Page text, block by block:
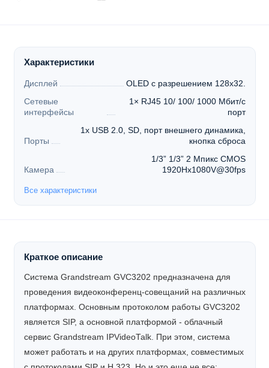
Характеристики
Дисплей
OLED с разрешением 128x32.
Сетевые
интерфейсы
1× RJ45 10/ 100/ 1000 Мбит/с
порт
Порты
1x USB 2.0, SD, порт внешнего динамика,
кнопка сброса
Камера
1/3” 1/3” 2 Мпикс CMOS
1920Hx1080V@30fps
Все характеристики
Краткое описание
Система Grandstream GVC3202 предназначена для
проведения видеоконференц-совещаний на различных
платформах. Основным протоколом работы GVC3202
является SIP, а основной платформой - облачный
сервис Grandstream IPVideoTalk. При этом, система
может работать и на других платформах, совместимых